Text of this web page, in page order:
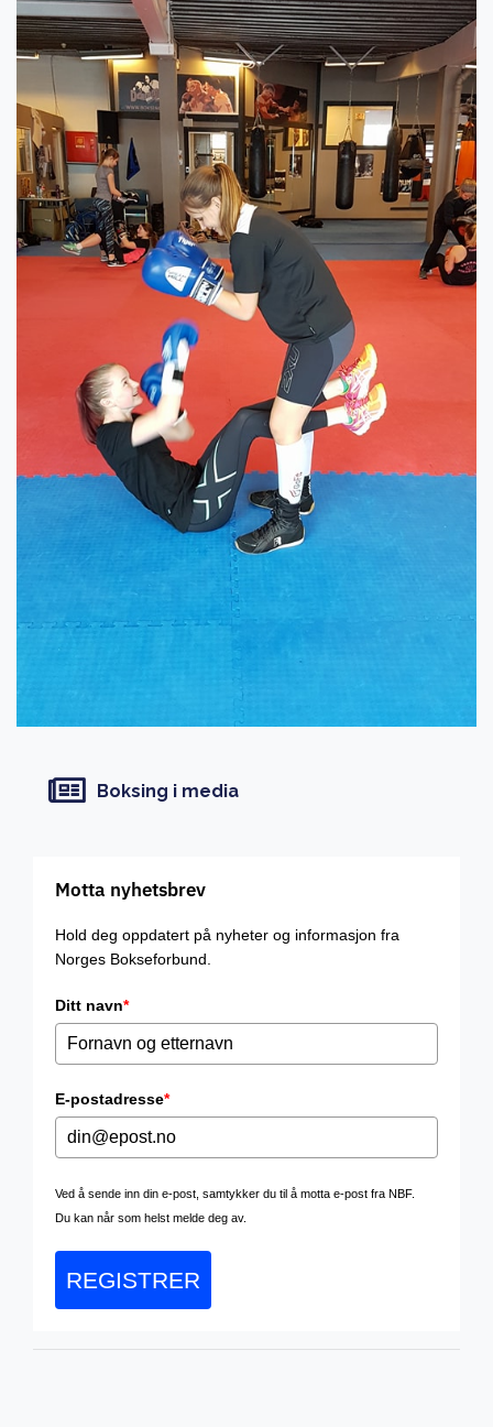
Boksing i media
Motta nyhetsbrev
Hold deg oppdatert på nyheter og informasjon fra
Norges Bokseforbund.
Ditt navn*
E-postadresse*
Ved å sende inn din e-post, samtykker du til å motta e-post fra NBF.
Du kan når som helst melde deg av.
REGISTRER